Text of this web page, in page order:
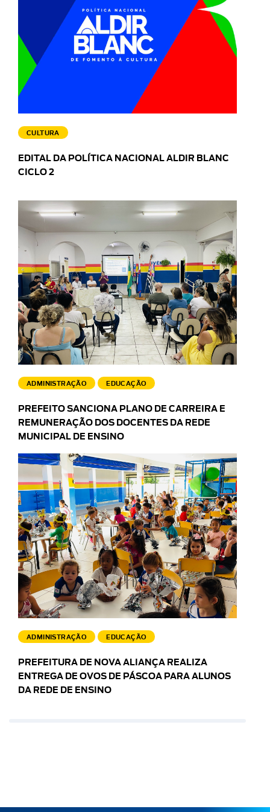
CULTURA
EDITAL DA POLÍTICA NACIONAL ALDIR BLANC
CICLO 2
ADMINISTRAÇÃO EDUCAÇÃO
PREFEITO SANCIONA PLANO DE CARREIRA E
REMUNERAÇÃO DOS DOCENTES DA REDE
MUNICIPAL DE ENSINO
ADMINISTRAÇÃO EDUCAÇÃO
PREFEITURA DE NOVA ALIANÇA REALIZA
ENTREGA DE OVOS DE PÁSCOA PARA ALUNOS
DA REDE DE ENSINO